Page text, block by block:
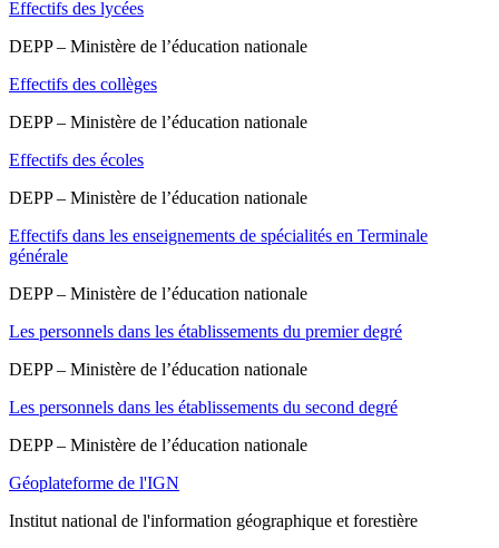
Effectifs des lycées
DEPP – Ministère de l’éducation nationale
Effectifs des collèges
DEPP – Ministère de l’éducation nationale
Effectifs des écoles
DEPP – Ministère de l’éducation nationale
Effectifs dans les enseignements de spécialités en Terminale
générale
DEPP – Ministère de l’éducation nationale
Les personnels dans les établissements du premier degré
DEPP – Ministère de l’éducation nationale
Les personnels dans les établissements du second degré
DEPP – Ministère de l’éducation nationale
Géoplateforme de l'IGN
Institut national de l'information géographique et forestière